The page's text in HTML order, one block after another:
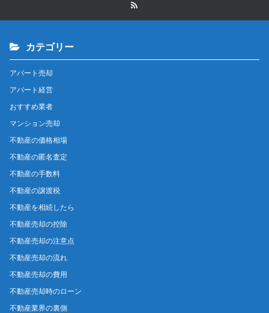
カテゴリー
アパート売却
アパート経営
おすすめ業者
マンション売却
不動産の価格相場
不動産の匿名査定
不動産の手数料
不動産の譲渡税
不動産を相続したら
不動産売却の控除
不動産売却の注意点
不動産売却の流れ
不動産売却の費用
不動産売却時のローン
不動産業界の裏側